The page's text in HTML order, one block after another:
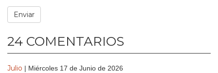
24 COMENTARIOS
Julio | Miércoles 17 de Junio de 2026